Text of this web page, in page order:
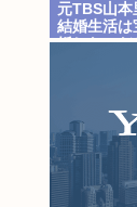
元TBS山本
結婚生活
婚しないだ